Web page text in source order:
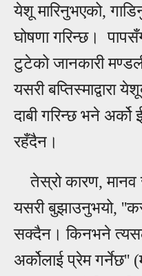
येशू मारिनुभएको,
घोषणा गरिन्छ।
टुटेको जानकारी
यसरी बप्तिस्माद्वारा
दाबी गरिन्छ भने अर्को
रहँदैन।
तेस्रो कारण, मानव
यसरी बुझाउनुभयो,
सक्दैन। किनभने
अर्कोलाई प्रेम